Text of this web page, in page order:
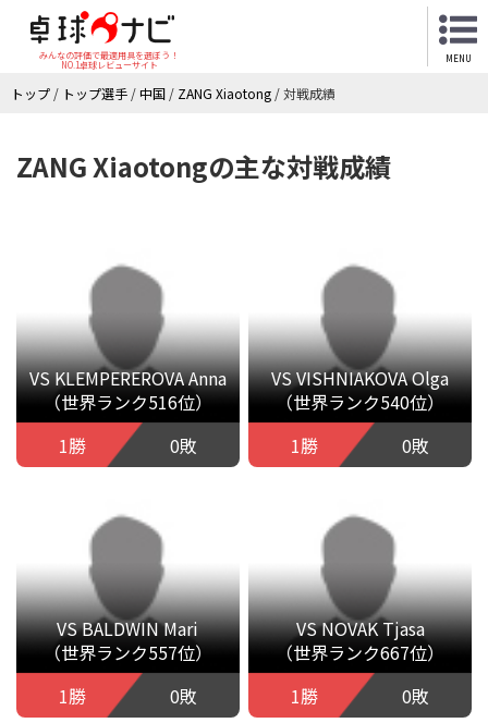
みんなの評価で最適用具を選ぼう！
NO.1卓球レビューサイト
MENU
トップ / トップ選手 / 中国 / ZANG Xiaotong /対戦成績
ZANG Xiaotongの主な対戦成績
VS KLEMPEREROVA Anna
（世界ランク516位）
1勝
0敗
VS VISHNIAKOVA Olga
（世界ランク540位）
1勝
0敗
VS BALDWIN Mari
（世界ランク557位）
1勝
0敗
VS NOVAK Tjasa
（世界ランク667位）
1勝
0敗